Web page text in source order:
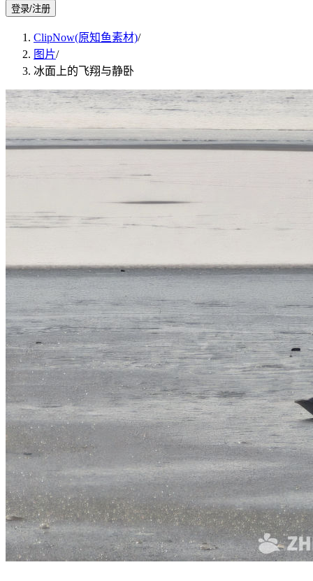
登录/注册
ClipNow(原知鱼素材)/
图片/
冰面上的飞翔与静卧